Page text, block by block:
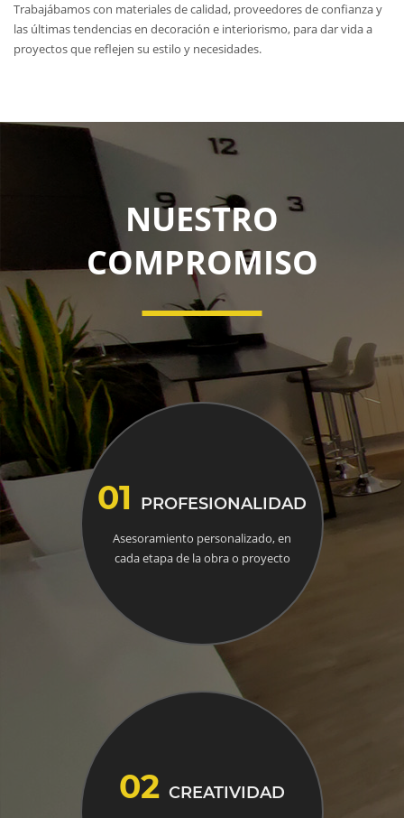
Trabajábamos con materiales de calidad, proveedores de confianza y
las últimas tendencias en decoración e interiorismo, para dar vida a
proyectos que reflejen su estilo y necesidades.
NUESTRO
COMPROMISO
01 PROFESIONALIDAD
Asesoramiento personalizado, en
cada etapa de la obra o proyecto
02 CREATIVIDAD